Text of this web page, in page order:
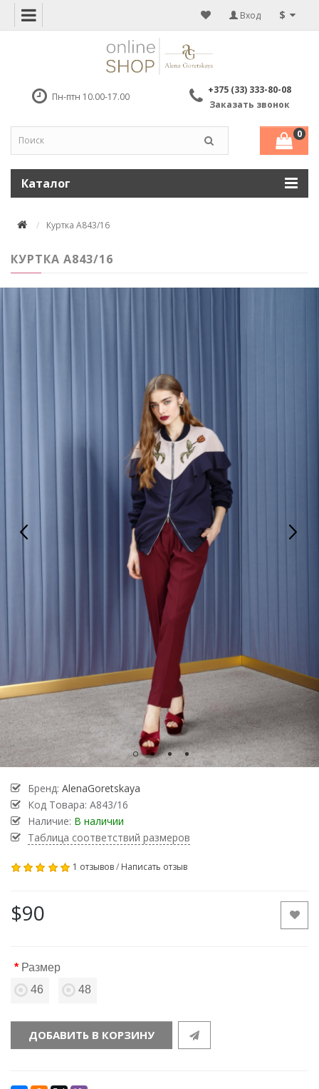
$
Вход
Пн-птн 10.00-17.00
+375 (33) 333-80-08
Заказать звонок
0
Каталог
Куртка А843/16
КУРТКА А843/16
Бренд: AlenaGoretskaya
Код Товара: A843/16
Наличие: В наличии
Таблица соответствий размеров
1 отзывов/ Написать отзыв
$90
Размер
46
48
ДОБАВИТЬ В КОРЗИНУ